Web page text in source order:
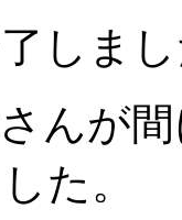
しま
んが
た。